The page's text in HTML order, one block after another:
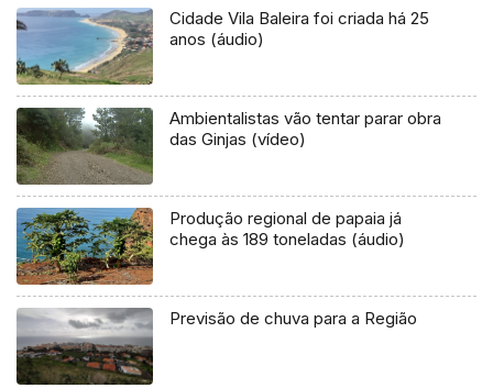
Cidade Vila Baleira foi criada há 25
anos (áudio)
Ambientalistas vão tentar parar obra
das Ginjas (vídeo)
Produção regional de papaia já
chega às 189 toneladas (áudio)
Previsão de chuva para a Região